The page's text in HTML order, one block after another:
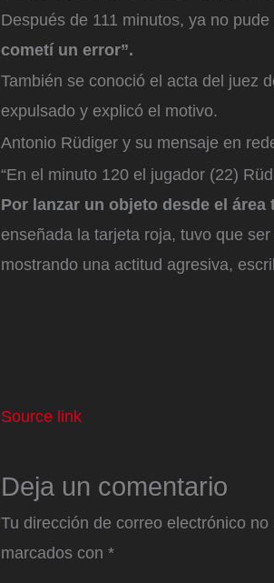
Después de 111 minutos, ya no
cometí un error”.
También se conoció el acta del juez
expulsado y explicó el motivo.
Antonio Rüdiger y su mensaje en
“En el minuto 120 el jugador (22)
Por lanzar un objeto desde el
enseñada la tarjeta roja, tuvo que
mostrando una actitud agresiva,
Source link
Deja un comentario
Tu dirección de correo electrónico no
marcados con *